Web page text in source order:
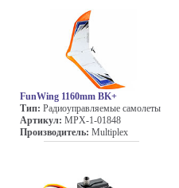
FunWing 1160mm BK+
Тип: Радиоуправляемые самолеты
Артикул: MPX-1-01848
Производитель: Multiplex